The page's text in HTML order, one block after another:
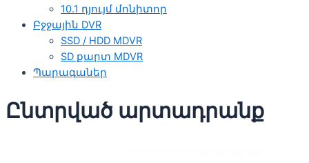
10.1 դյույմ մոնիտոր
Բջջային DVR
SSD / HDD MDVR
SD քարտ MDVR
Պարագաներ
Ընտրված արտադրանք